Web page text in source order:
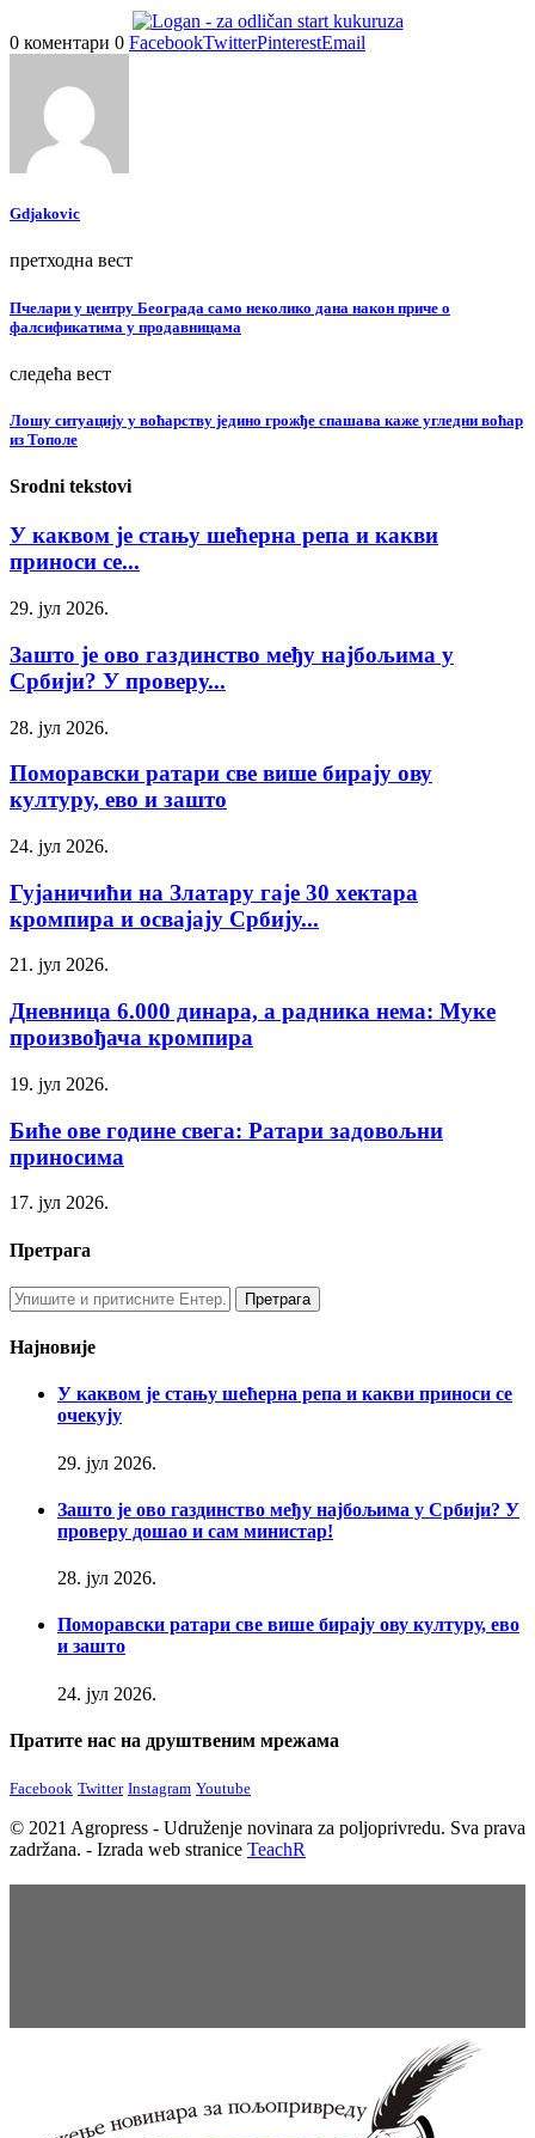
0 коментари 0 FacebookTwitterPinterestEmail
Gdjakovic
претходна вест
Пчелари у центру Београда само неколико дана након приче о
фалсификатима у продавницама
следећа вест
Лошу ситуацију у воћарству једино грожђе спашава каже угледни воћар
из Тополе
Srodni tekstovi
У каквом је стању шећерна репа и какви
приноси се...
29. јул 2026.
Зашто је ово газдинство међу најбољима у
Србији? У проверу...
28. јул 2026.
Поморавски ратари све више бирају ову
културу, ево и зашто
24. јул 2026.
Гујаничићи на Златару гаје 30 хектара
кромпира и освајају Србију...
21. јул 2026.
Дневница 6.000 динара, а радника нема: Муке
произвођача кромпира
19. јул 2026.
Биће ове године свега: Ратари задовољни
приносима
17. јул 2026.
Претрага
Најновије
У каквом је стању шећерна репа и какви приноси се
очекују
29. јул 2026.
Зашто је ово газдинство међу најбољима у Србији? У
проверу дошао и сам министар!
28. јул 2026.
Поморавски ратари све више бирају ову културу, ево
и зашто
24. јул 2026.
Пратите нас на друштвеним мрежама
Facebook Twitter Instagram Youtube
© 2021 Agropress - Udruženje novinara za poljoprivredu. Sva prava
zadržana. - Izrada web stranice TeachR